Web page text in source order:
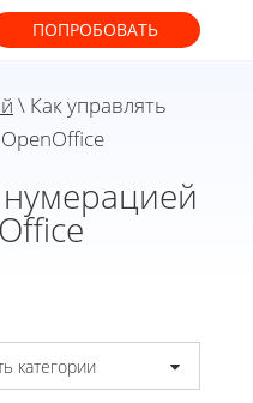
ПОПРОБОВАТЬ
\ Как управлять
категории